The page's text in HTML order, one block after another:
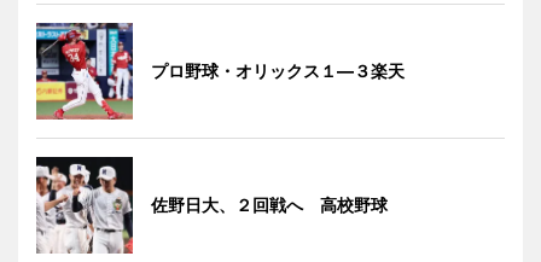
プロ野球・オリックス１―３楽天
佐野日大、２回戦へ 高校野球